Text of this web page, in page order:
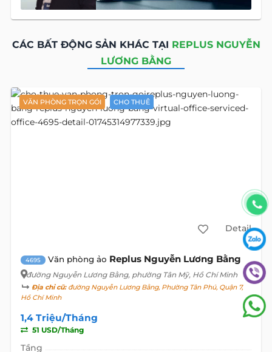
CÁC BẤT ĐỘNG SẢN KHÁC TẠI REPLUS NGUYỄN
LƯƠNG BẰNG
VĂN PHÒNG TRỌN GÓI CHO THUÊ
Detail
4695 Văn phòng ảo Replus Nguyễn Lương Bằng
đường Nguyễn Lương Bằng, phường Tân Mỹ, Hồ Chí Minh
Địa chỉ cũ:đường Nguyễn Lương Bằng, Phường Tân Phú, Quận 7,
Hồ Chí Minh
1,4 Triệu/Tháng
51 USD/Tháng
Tầng